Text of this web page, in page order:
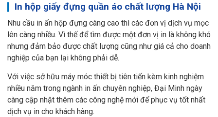
In hộp giấy đựng quần áo chất lượng Hà Nội
Nhu cầu in ấn hộp đựng càng cao thì các đơn vị dịch vụ mọc
lên càng nhiều. Vì thế để tìm được một đơn vị in là không khó
nhưng đảm bảo được chất lượng cũng như giá cả cho doanh
nghiệp của bạn lại không phải dễ.
Với việc sở hữu máy móc thiết bị tiên tiến kèm kinh nghiệm
nhiều năm trong ngành in ấn chuyên nghiệp, Đại Minh ngày
càng cập nhật thêm các công nghệ mới để phục vụ tốt nhất
dịch vụ in cho khách hàng.